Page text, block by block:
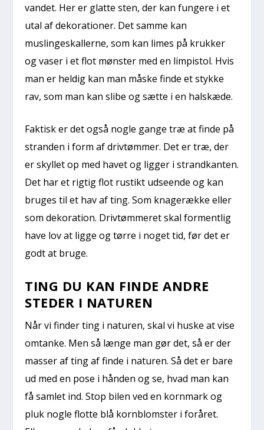
vandet. Her er glatte sten, der kan fungere i et
utal af dekorationer. Det samme kan
muslingeskallerne, som kan limes på krukker
og vaser i et flot mønster med en limpistol. Hvis
man er heldig kan man måske finde et stykke
rav, som man kan slibe og sætte i en halskæde.
Faktisk er det også nogle gange træ at finde på
stranden i form af drivtømmer. Det er træ, der
er skyllet op med havet og ligger i strandkanten.
Det har et rigtig flot rustikt udseende og kan
bruges til et hav af ting. Som knagerække eller
som dekoration. Drivtømmeret skal formentlig
have lov at ligge og tørre i noget tid, før det er
godt at bruge.
TING DU KAN FINDE ANDRE
STEDER I NATUREN
Når vi finder ting i naturen, skal vi huske at vise
omtanke. Men så længe man gør det, så er der
masser af ting af finde i naturen. Så det er bare
ud med en pose i hånden og se, hvad man kan
få samlet ind. Stop bilen ved en kornmark og
pluk nogle flotte blå kornblomster i foråret.